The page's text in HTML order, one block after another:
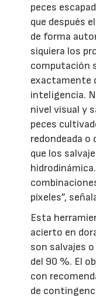
peces
que después
de forma
siquiera los
computación
exactamente
inteligencia.
nivel visual y
peces
redondeada o
que los
píxeles”,
Esta
acierto en
son salvajes
del 90 %. El
con
de